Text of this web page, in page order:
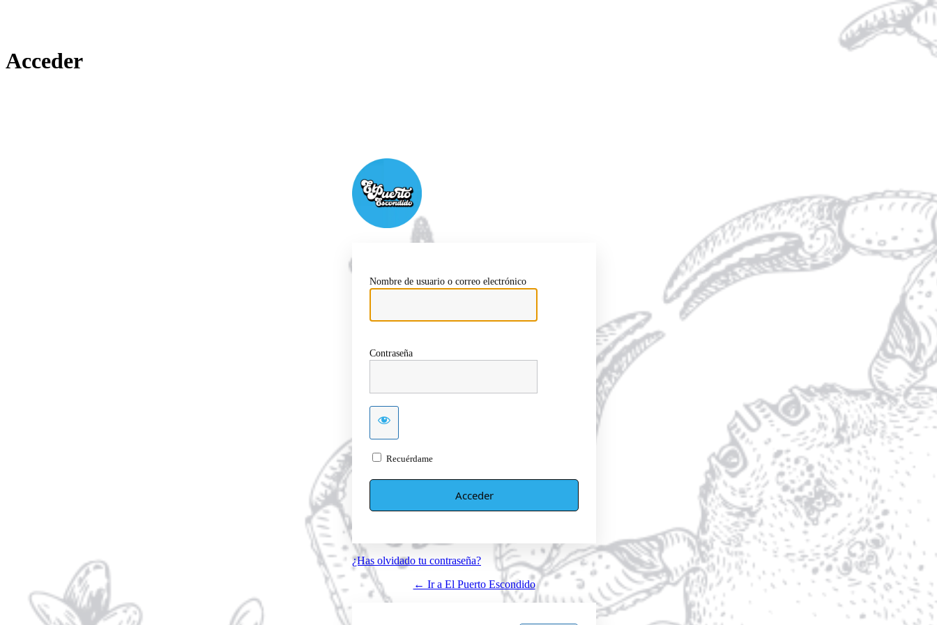
Acceder
Nombre de usuario o correo electrónico
Contraseña
Recuérdame
¿Has olvidado tu contraseña?
← Ir a El Puerto Escondido